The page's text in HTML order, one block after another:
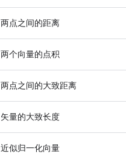
两点之间的距离
两个向量的点积
两点之间的大致距离
矢量的大致长度
近似归一化向量